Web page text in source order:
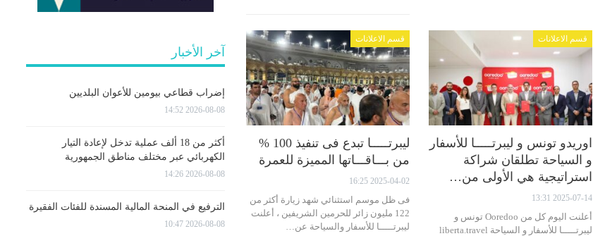
قسم الاعلانات
اوريدو تونس و ليبرتـــــا للأسفار
و السياحة تطلقان شراكة
استراتيجية هي الأولى من…
2025-07-14 13:31
أعلنت اليوم كل من Ooredoo تونس و
ليبرتـــــا للأسفار و السياحة liberta.travel
قسم الاعلانات
ليبرتـــــا تبدع فى تنفيذ 100 %
من بـــاقـــاتها المميزة للعمرة
2025-04-02 16:25
فى ظل موسم استثنائي شهد زيارة أكثر من
122 مليون زائر للحرمين الشريفين ، أعلنت
ليبرتـــــا للأسفار والسياحة عن…
آخر الأخبار
إضراب قطاعي بيومين للأعوان البلديين
2026-08-08 14:52
أكثر من 18 ألف عملية تدخل لإعادة التيار
الكهربائي عبر مختلف مناطق الجمهورية
2026-08-08 14:26
الترفيع في المنحة المالية المسندة للفئات الفقيرة
2026-08-08 10:47